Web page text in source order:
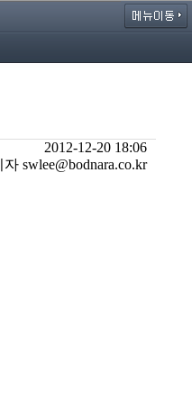
2012-12-20 18:06
swlee@bodnara.co.kr